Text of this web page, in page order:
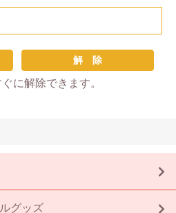
に解除できます。
グッズ